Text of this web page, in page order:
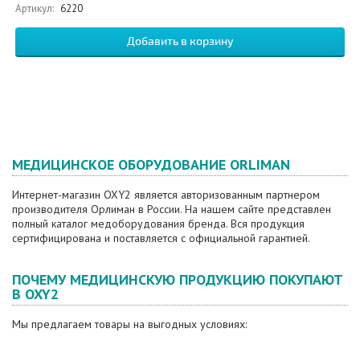
Артикул: 6220
МЕДИЦИНСКОЕ ОБОРУДОВАНИЕ ORLIMAN
Интернет-магазин OXY2 является авторизованным партнером
производителя Орлиман в России. На нашем сайте представлен
полный каталог медоборудования бренда. Вся продукция
сертифицирована и поставляется с официальной гарантией.
ПОЧЕМУ МЕДИЦИНСКУЮ ПРОДУКЦИЮ ПОКУПАЮТ
В OXY2
Мы предлагаем товары на выгодных условиях: